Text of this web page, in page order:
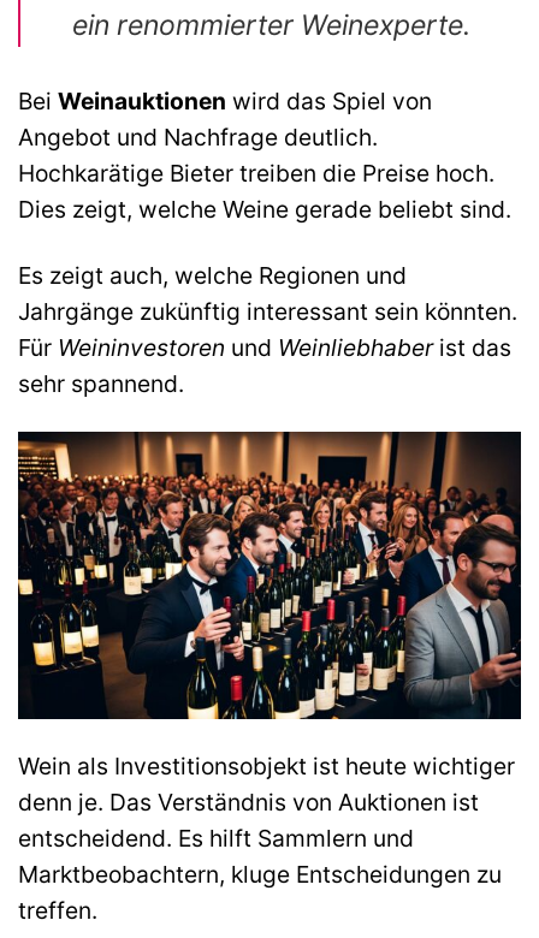
ein renommierter Weinexperte.
Bei Weinauktionen wird das Spiel von
Angebot und Nachfrage deutlich.
Hochkarätige Bieter treiben die Preise hoch.
Dies zeigt, welche Weine gerade beliebt sind.
Es zeigt auch, welche Regionen und
Jahrgänge zukünftig interessant sein könnten.
Für Weininvestoren und Weinliebhaberist das
sehr spannend.
Wein als Investitionsobjekt ist heute wichtiger
denn je. Das Verständnis von Auktionen ist
entscheidend. Es hilft Sammlern und
Marktbeobachtern, kluge Entscheidungen zu
treffen.